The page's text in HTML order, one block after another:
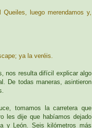
luego merendamos y,
ya la veréis.
nos resulta difícil explicar algo
De todas maneras, asintieron
tomamos la carretera que
les dije que habíamos dejado
y León. Seis kilómetros más